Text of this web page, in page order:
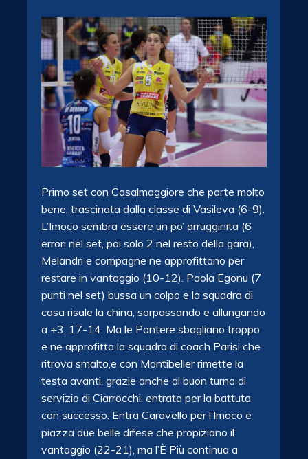
Primo set con Casalmaggiore che parte molto
bene, trascinata dalla classe di Vasileva (6-9).
L’Imoco sembra essere un po’ arrugginita (6
errori nel set, poi solo 2 nel resto della gara),
Melandri e compagne ne approfittano per
restare in vantaggio (10-12). Paola Egonu (7
punti nel set) bussa un colpo e la squadra di
casa risale la china, sorpassando e allungando
a +3, 17-14. Ma le Pantere sbagliano troppo
e ne approfitta la squadra di coach Parisi che
ritrova smalto,e con Montibeller rimette la
testa avanti, grazie anche al buon turno di
servizio di Ciarrocchi, entrata per la battuta
con successo. Entra Caravello per l’Imoco e
piazza due belle difese che propiziano il
vantaggio (22-21), ma l’È Più continua a